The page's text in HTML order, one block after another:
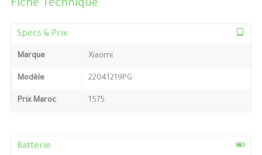
Fiche Technique
Specs & Prix
Marque Xiaomi
Modèle 22041219PG
Prix Maroc 1575
Batterie